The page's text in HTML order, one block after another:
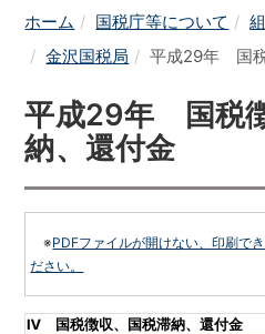
ホーム 国税庁等について
金沢国税局
平成29年 国
平成29年 国税
納、還付金
※PDFファイルが開けない、印刷で
ださい。
Ⅳ国税徴収、国税滞納、還付金